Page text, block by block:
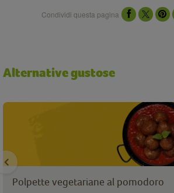
Condividi questa pagina
Alternative gustose
Polpette vegetariane al pomodoro